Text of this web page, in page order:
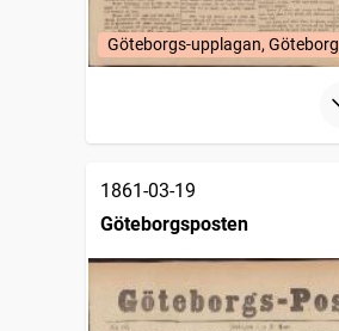
Göteborgs-upplagan, Göteborg
1861-03-19
Göteborgsposten